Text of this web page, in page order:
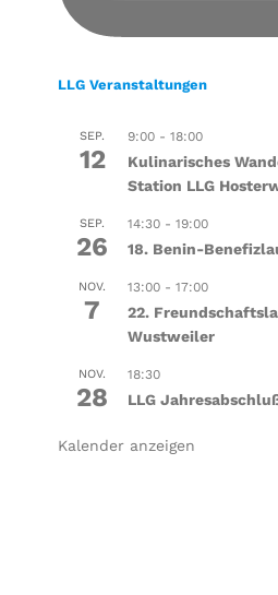
LLG Veranstaltungen
SEP.
12
9:00- 18:00
Kulinarisches
Station LLG
SEP.
26
14:30- 19:00
18. Benin-
NOV.
7
13:00- 17:00
22.
Wustweiler
NOV.
28
18:30
LLG
Kalender anzeigen